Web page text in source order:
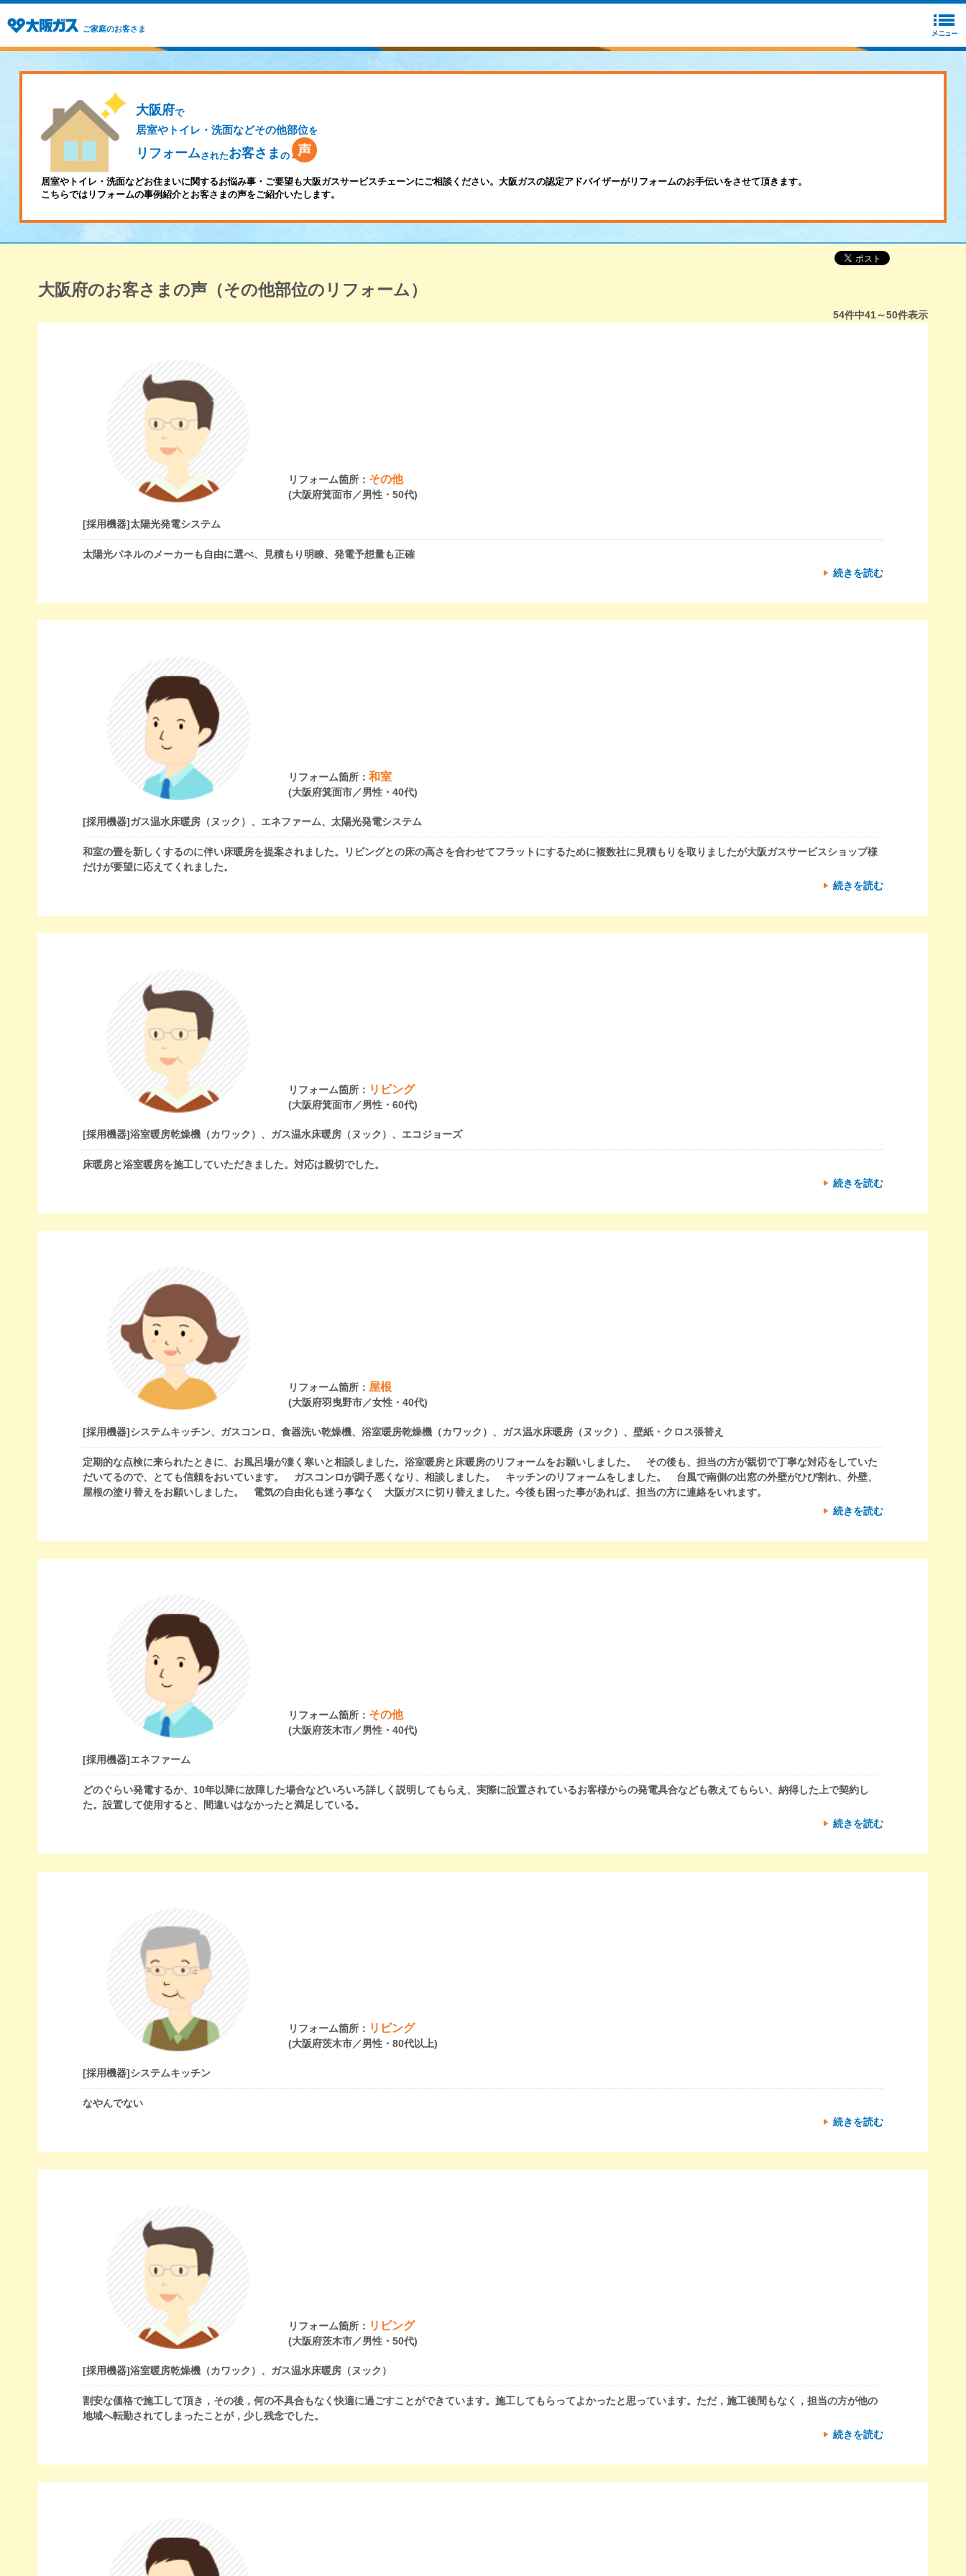
ご家庭のお客さま
大阪府で
居室やトイレ・洗面などその他部位を
リフォームされたお客さま の
居室やトイレ・洗面などお住まいに関するお悩み事・ご要望も大阪ガスサービスチェーンにご相談ください。大阪ガスの認定アドバイザーがリフォームのお手伝いをさせて頂きます。
こちらではリフォームの事例紹介とお客さまの声をご紹介いたします。
大阪府のお客さまの声（その他部位のリフォーム）
54件中41～50件表示
リフォーム箇所： その他
(大阪府箕面市／男性・50代)
[採用機器]太陽光発電システム
太陽光パネルのメーカーも自由に選べ、見積もり明瞭、発電予想量も正確
続きを読む
リフォーム箇所：和室
(大阪府箕面市／男性・40代)
[採用機器]ガス温水床暖房（ヌック）、エネファーム、太陽光発電システム
和室の畳を新しくするのに伴い床暖房を提案されました。リビングとの床の高さを合わせてフラットにするために複数社に見積もりを取りましたが大阪ガスサービスショップ様
だけが要望に応えてくれました。
続きを読む
リフォーム箇所： リビング
(大阪府箕面市／男性・60代)
[採用機器]浴室暖房乾燥機（カワック）、ガス温水床暖房（ヌック）、エコジョーズ
床暖房と浴室暖房を施工していただきました。対応は親切でした。
続きを読む
リフォーム箇所： 屋根
(大阪府羽曳野市／女性・40代)
[採用機器]システムキッチン、ガスコンロ、食器洗い乾燥機、浴室暖房乾燥機（カワック）、ガス温水床暖房（ヌック）、壁紙・クロス張替え
定期的な点検に来られたときに、お風呂場が凄く寒いと相談しました。浴室暖房と床暖房のリフォームをお願いしました。 その後も、担当の方が親切で丁寧な対応をしていた
だいてるので、とても信頼をおいています。 ガスコンロが調子悪くなり、相談しました。 キッチンのリフォームをしました。 台風で南側の出窓の外壁がひび割れ、外壁、
屋根の塗り替えをお願いしました。 電気の自由化も迷う事なく 大阪ガスに切り替えました。今後も困った事があれば、担当の方に連絡をいれます。
続きを読む
リフォーム箇所： その他
(大阪府茨木市／男性・40代)
[採用機器]エネファーム
どのぐらい発電するか、10年以降に故障した場合などいろいろ詳しく説明してもらえ、実際に設置されているお客様からの発電具合なども教えてもらい、納得した上で契約し
た。設置して使用すると、間違いはなかったと満足している。
続きを読む
リフォーム箇所： リビング
(大阪府茨木市／男性・80代以上)
[採用機器]システムキッチン
なやんでない
続きを読む
リフォーム箇所： リビング
(大阪府茨木市／男性・50代)
[採用機器]浴室暖房乾燥機（カワック）、ガス温水床暖房（ヌック）
割安な価格で施工して頂き，その後，何の不具合もなく快適に過ごすことができています。施工してもらってよかったと思っています。ただ，施工後間もなく，担当の方が他の
地域へ転勤されてしまったことが，少し残念でした。
続きを読む